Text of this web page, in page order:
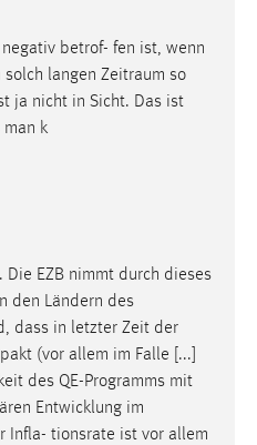
betrof- fen ist, wenn
solch langen Zeitraum so
ja nicht in Sicht. Das ist
k
Die EZB nimmt durch dieses
den Ländern des
dass in letzter Zeit der
(vor allem im Falle [...]
des QE-Programms mit
Entwicklung im
Infla- tionsrate ist vor allem
von Drittanbietern